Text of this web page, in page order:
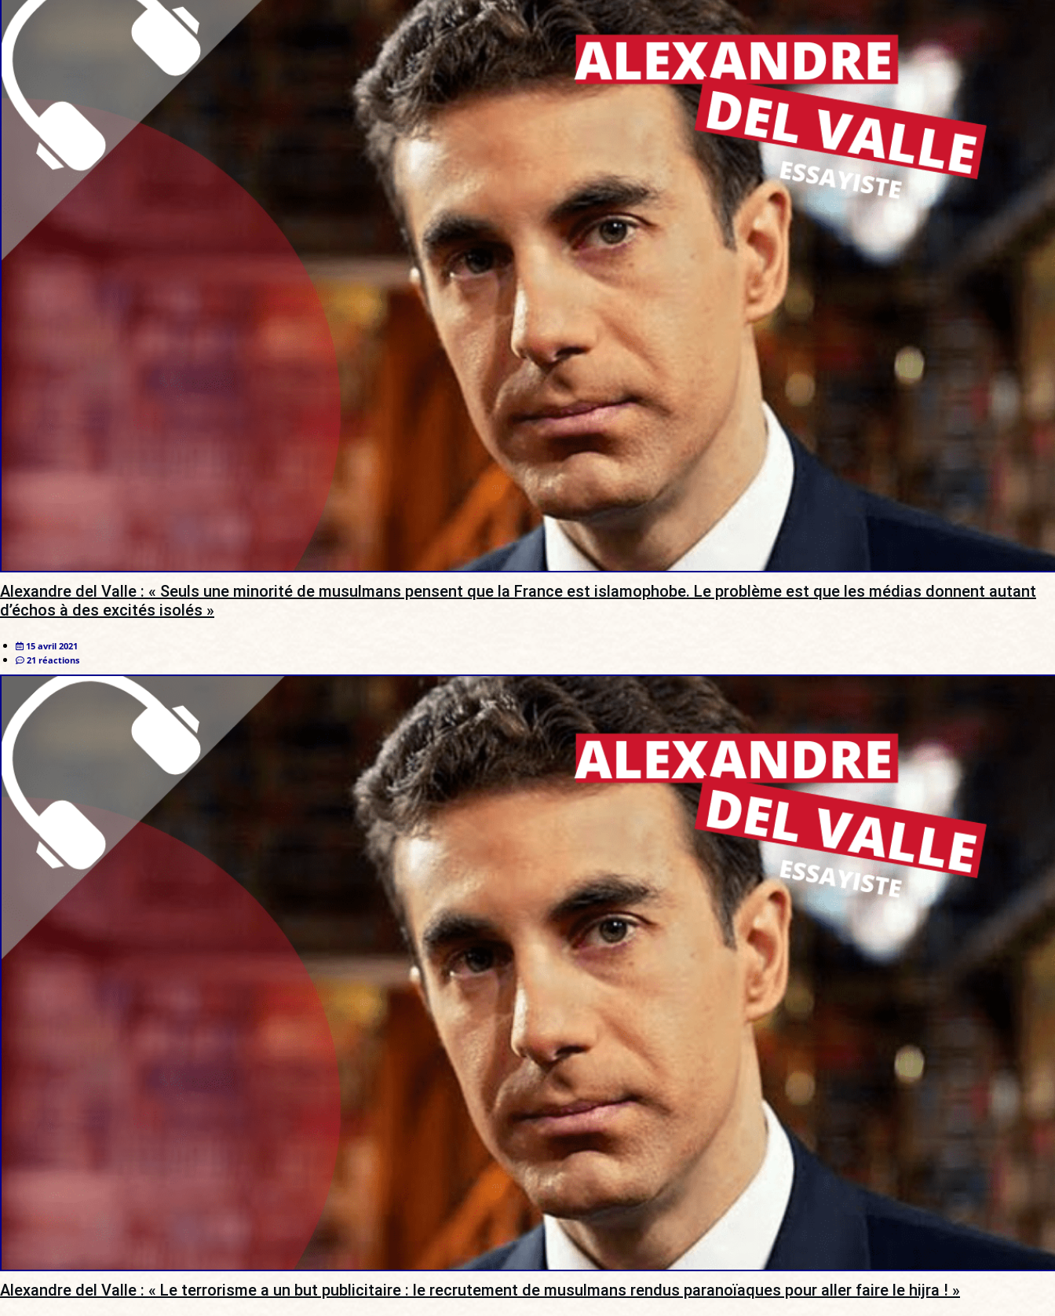
Alexandre del Valle : « Seuls une minorité de musulmans pensent que la France est islamophobe. Le problème est que les médias donnent autant
d’échos à des excités isolés »
15 avril 2021
21 réactions
Alexandre del Valle : « Le terrorisme a un but publicitaire : le recrutement de musulmans rendus paranoïaques pour aller faire le hijra ! »